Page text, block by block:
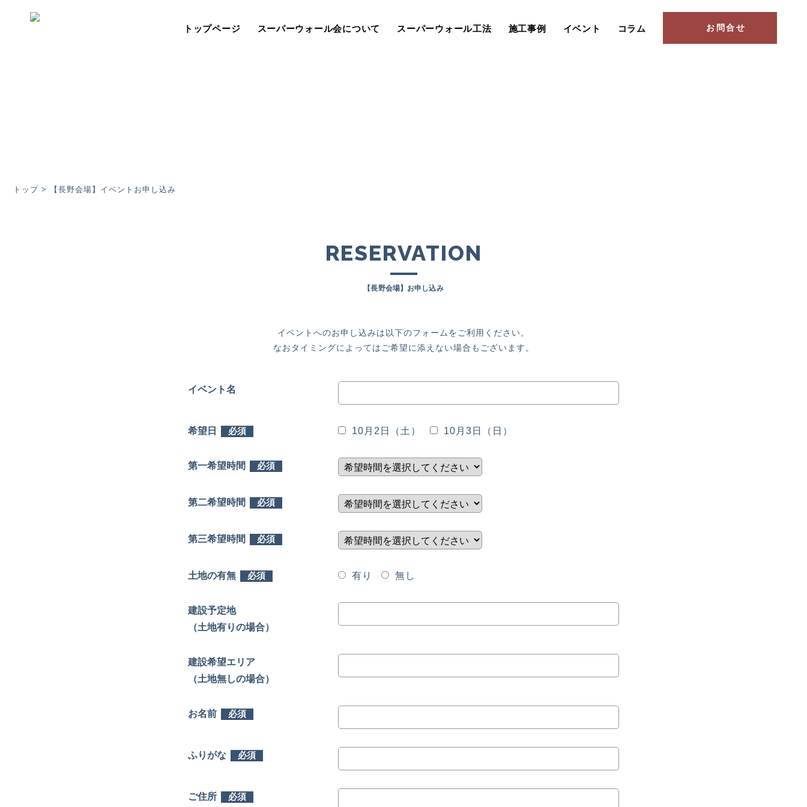
トップページ スーパーウォール会について スーパーウォール工法 施工事例 イベント コラム お問合せ
トップ > 【長野会場】イベントお申し込み
RESERVATION
【長野会場】お申し込み
イベントへのお申し込みは以下のフォームをご利用ください。
なおタイミングによってはご希望に添えない場合もございます。
イベント名
希望日 必須 10月2日（土） 10月3日（日）
第一希望時間 必須
第二希望時間 必須
第三希望時間 必須
土地の有無 必須 有り 無し
建設予定地
（土地有りの場合）
建設希望エリア
（土地無しの場合）
お名前 必須
ふりがな 必須
ご住所 必須